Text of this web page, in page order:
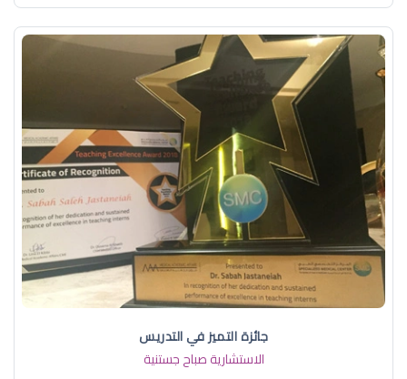
جائزة التميز في التدريس
الاستشارية صباح جستنية